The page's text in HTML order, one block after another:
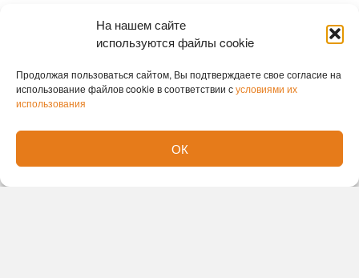
На нашем сайте
используются файлы cookie
Продолжая пользоваться сайтом, Вы подтверждаете свое согласие на
использование файлов cookie в соответствии сусловиями их
использования
ОК
новосибирские хирурги без единого разреза